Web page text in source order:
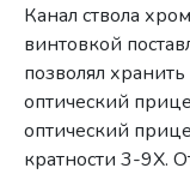
Канал ствола
винтовкой
позволял
оптический
оптический
кратности 3-9Х.